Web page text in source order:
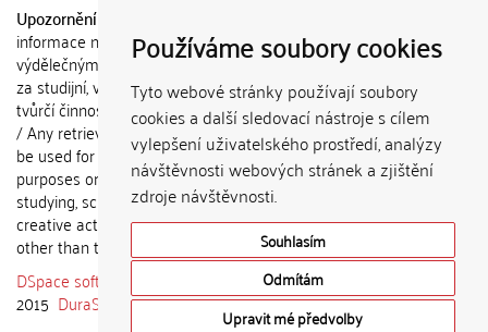
Používáme soubory cookies
Tyto webové stránky používají soubory
cookies a další sledovací nástroje s cílem
vylepšení uživatelského prostředí, analýzy
návštěvnosti webových stránek a zjištění
zdroje návštěvnosti.
Souhlasím
Odmítám
Upravit mé předvolby
Upozornění / Notice:
informace nemohou být použity k
výdělečným účelům nebo vydávány
za studijní, vědeckou nebo jinou
tvůrčí činnost jiné osoby než autora.
/ Any retrieved information shall not
be used for any commercial
purposes or claimed as results of
studying, scientific or any other
creative activities of any person
other than the author.
DSpace software
copyright © 2002-
2015 DuraSpace